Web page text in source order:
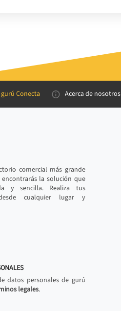
gurú Conecta Acerca de nosotros
comercial más grande
la solución que
y sencilla. Realiza tus
cualquier lugar y
datos personales de gurú
legales.